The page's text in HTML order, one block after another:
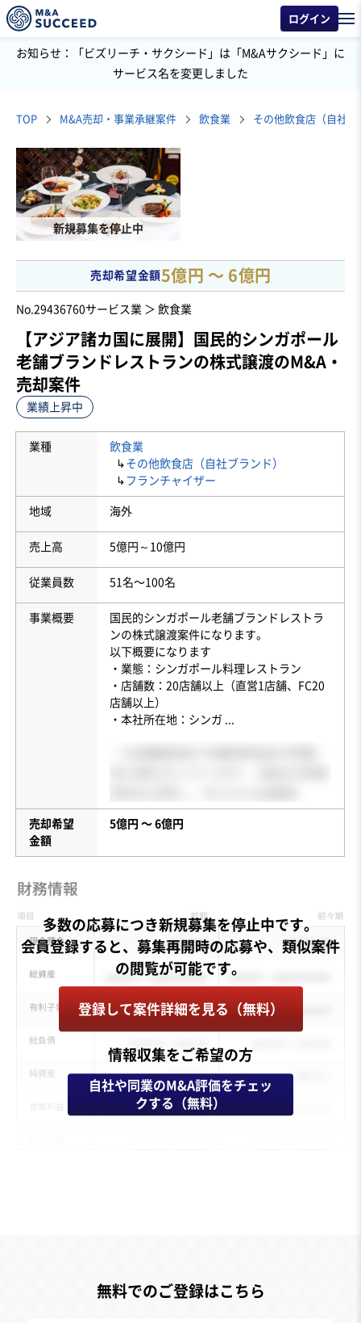
ログイン
お知らせ：「ビズリーチ・サクシード」は「M&Aサクシード」に
サービス名を変更しました
TOP M&A売却・事業承継案件 飲食業 その他飲食店（自社ブ
新規募集を停止中
売却希望金額5億円 〜 6億円
No.29436760サービス業 ＞ 飲食業
【アジア諸カ国に展開】国民的シンガポール
老舗ブランドレストランの株式譲渡のM&A・
売却案件
業績上昇中
業種
飲食業
↳ その他飲食店（自社ブランド）
↳ フランチャイザー
地域 海外
売上高 5億円～10億円
従業員数 51名〜100名
事業概要
国民的シンガポール老舗ブランドレストラ
ンの株式譲渡案件になります。
以下概要になります
・業態：シンガポール料理レストラン
・店舗数：20店舗以上（直営1店舗、FC20
店舗以上）
・本社所在地：シンガ
売却希望
金額
5億円 〜 6億円
多数の応募につき新規募集を停止中です。
会員登録すると、募集再開時の応募や、類似案件
登録して案件詳細を見る（無料）
情報収集をご希望の方
自社や同業のM&A評価をチェッ
クする（無料）
無料でのご登録はこちら